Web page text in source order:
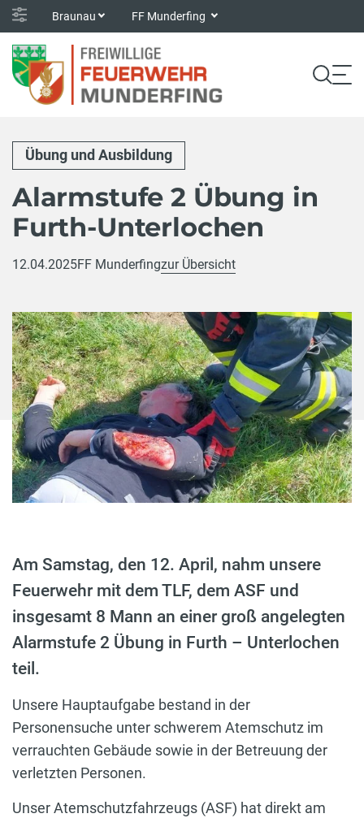
Braunau FF Munderfing
Übung und Ausbildung
Alarmstufe 2 Übung in
Furth-Unterlochen
12.04.2025FF Munderfingzur Übersicht
Am Samstag, den 12. April, nahm unsere
Feuerwehr mit dem TLF, dem ASF und
insgesamt 8 Mann an einer groß angelegten
Alarmstufe 2 Übung in Furth – Unterlochen
teil.
Unsere Hauptaufgabe bestand in der
Personensuche unter schwerem Atemschutz im
verrauchten Gebäude sowie in der Betreuung der
verletzten Personen.
Unser Atemschutzfahrzeugs (ASF) hat direkt am